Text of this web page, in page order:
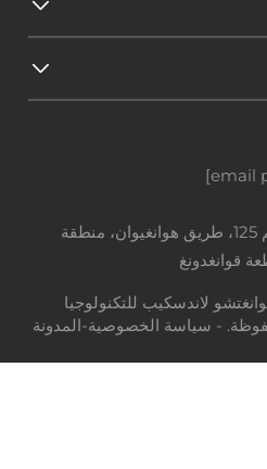
Office add : غرفة 414، رقم 125، طريق هوانغيوان، منطقة
قوانغدونغ
لاندسكيب للتكنولوجيا
- سياسة الخصوصية-المدونة